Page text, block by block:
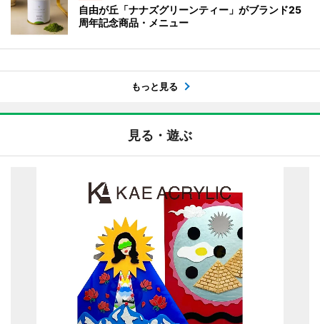
自由が丘「ナナズグリーンティー」がブランド25
周年記念商品・メニュー
もっと見る
見る・遊ぶ